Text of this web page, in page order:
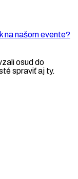
na našom evente?
osud do
spraviť aj ty.